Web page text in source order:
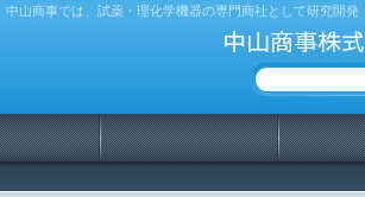
中山商事では、試薬・理化学機器の専門商社として研究開
中山商事株